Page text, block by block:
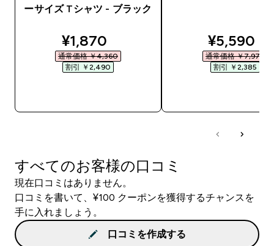
ーサイズ Tシャツ - ブラック
discounted price
¥1,870‎
通常価格 ￥4,360‎
割引 ￥2,490‎
¥5,590‎
通常価格 ￥7,975‎
割引 ￥2,385‎
すべてのお客様の口コミ
現在口コミはありません。
口コミを書いて、¥100 クーポンを獲得するチャンスを
手に入れましょう。
口コミを作成する